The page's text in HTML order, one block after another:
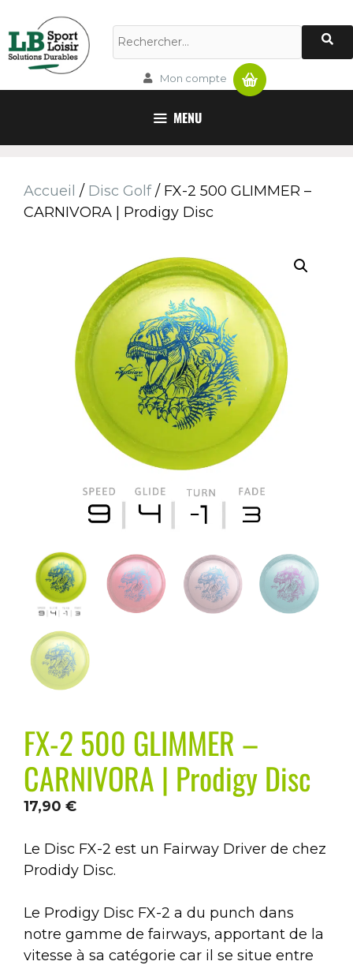
Mon compte Panier
MENU
Accueil / Disc Golf/ FX-2 500 GLIMMER –
CARNIVORA | Prodigy Disc
FX-2 500 GLIMMER –
CARNIVORA | Prodigy Disc
17,90 €
Le Disc FX-2 est un Fairway Driver de chez
Prodidy Disc.
Le Prodigy Disc FX-2 a du punch dans
notre gamme de fairways, apportant de la
vitesse à sa catégorie car il se situe entre